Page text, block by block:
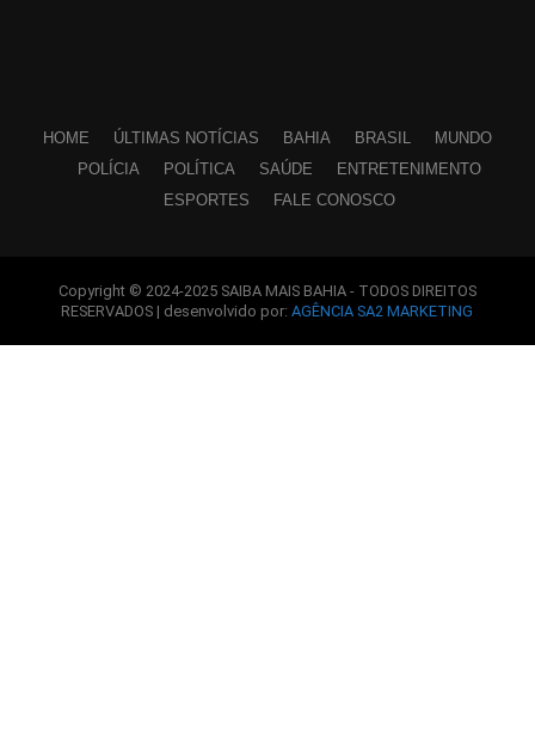
HOME ÚLTIMAS NOTÍCIAS BAHIA BRASIL
MUNDO
POLÍCIA
POLÍTICA SAÚDE
ENTRETENIMENTO
ESPORTES
FALE CONOSCO
Copyright © 2024-2025 SAIBA MAIS BAHIA - TODOS DIREITOS
RESERVADOS | desenvolvido por:AGÊNCIA SA2 MARKETING